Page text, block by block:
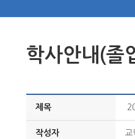
학사안내(졸
제목
작성자 교